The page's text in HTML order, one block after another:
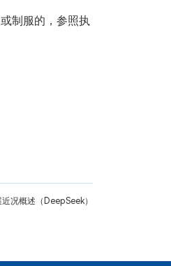
制服的，参照执
况概述（DeepSeek）